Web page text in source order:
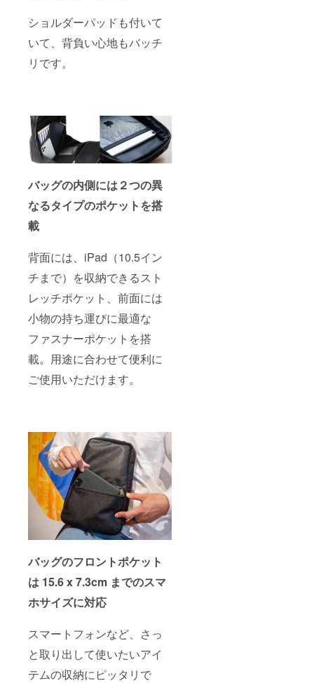
ショルダーパッドも付いて
いて、背負い心地もバッチ
リです。
バッグの内側には２つの異
なるタイプのポケットを搭
載
背面には、iPad（10.5イン
チまで）を収納できるスト
レッチポケット、前面には
小物の持ち運びに最適な
ファスナーポケットを搭
載。用途に合わせて便利に
ご使用いただけます。
バッグのフロントポケット
は 15.6 x 7.3cm までのスマ
ホサイズに対応
スマートフォンなど、さっ
と取り出して使いたいアイ
テムの収納にピッタリで